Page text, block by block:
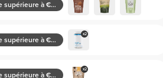
Pour toute commande supérieure à €70
Pour toute commande supérieure à €100
x2
Pour toute commande supérieure à €130
x2